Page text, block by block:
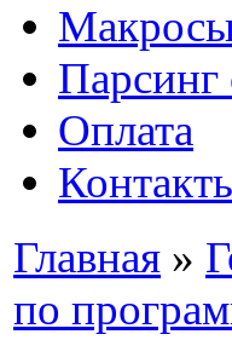
Макросы
Парсинг
Оплата
Главная »
по